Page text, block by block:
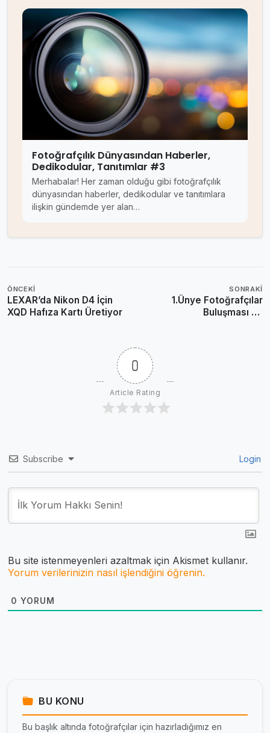
Fotoğrafçılık Dünyasından Haberler,
Dedikodular, Tanıtımlar #3
Merhabalar! Her zaman olduğu gibi fotoğrafçılık
dünyasından haberler, dedikodular ve tanıtımlara
ilişkin gündemde yer alan…
ÖNCEKI
LEXAR’da Nikon D4 İçin
XQD Hafıza Kartı Üretiyor
SONRAKI
1.Ünye Fotoğrafçılar
Buluşması ve
0
Article Rating
Subscribe Login
Bu site istenmeyenleri azaltmak için Akismet kullanır.
Yorum verilerinizin nasıl işlendiğini öğrenin.
0 YORUM
BU KONU
Bu başlık altında fotoğrafçılar için hazırladığımız en